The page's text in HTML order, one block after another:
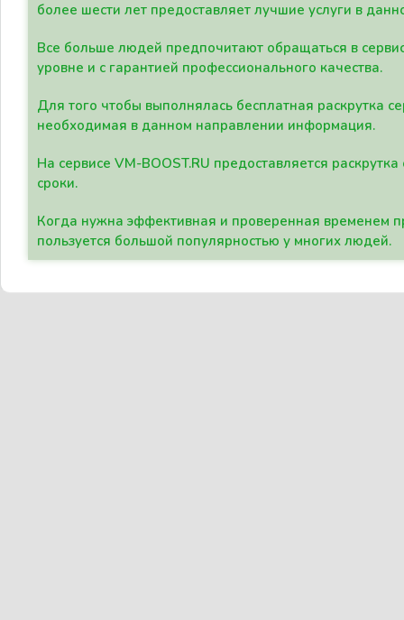
более шести лет предоставляет лучшие услуги в
Все больше людей предпочитают обращаться в
уровне и с гарантией профессионального качества.
Для того чтобы выполнялась бесплатная раскрутка
необходимая в данном направлении информация.
На сервисе VM-BOOST.RU предоставляется
сроки.
Когда нужна эффективная и проверенная временем
пользуется большой популярностью у многих людей.